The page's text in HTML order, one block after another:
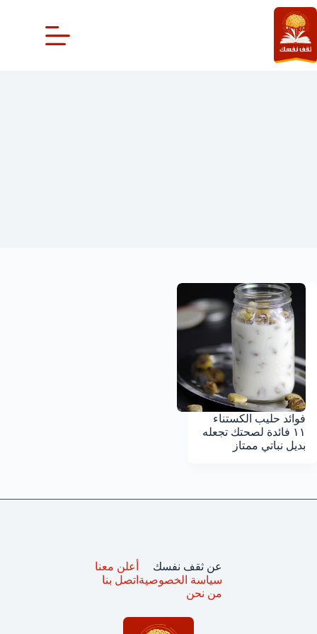
التجاوز
إلى
المحتوى
فوائد حليب الكستناء
١١ فائدة لصحتك تجعله
بديل نباتي ممتاز
عن ثقف نفسك
سياسة الخصوصية
من نحن
أعلن معنا
اتصل بنا